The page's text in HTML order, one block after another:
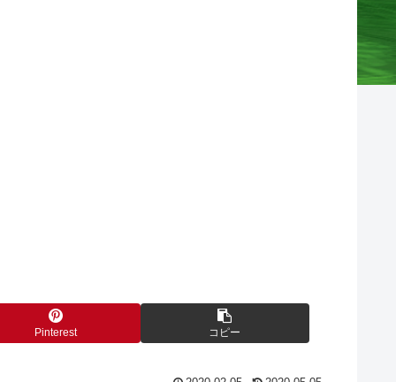
Pinterest コピー